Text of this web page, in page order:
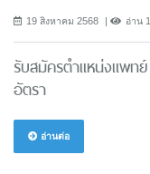
19 สิงหาคม 2568 อ่าน
รับสมัครตำแหน่งแพท
อัตรา
อ่านต่อ